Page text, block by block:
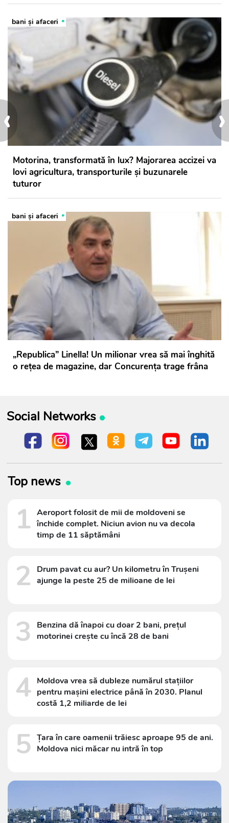
›
‹
bani și afaceri
Motorina, transformată în lux? Majorarea accizei va
lovi agricultura, transporturile și buzunarele
tuturor
bani și afaceri
„Republica” Linella! Un milionar vrea să mai înghită
o rețea de magazine, dar Concurența trage frâna
Social Networks
Top news
1 Aeroport folosit de mii de moldoveni se
închide complet. Niciun avion nu va decola
timp de 11 săptămâni
2
Drum pavat cu aur? Un kilometru în Trușeni
ajunge la peste 25 de milioane de lei
3
Benzina dă înapoi cu doar 2 bani, prețul
motorinei crește cu încă 28 de bani
4 Moldova vrea să dubleze numărul stațiilor
pentru mașini electrice până în 2030. Planul
costă 1,2 miliarde de lei
5 Țara în care oamenii trăiesc aproape 95 de ani.
Moldova nici măcar nu intră în top